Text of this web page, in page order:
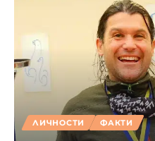
ЛИЧНОСТИ ФАКТИ